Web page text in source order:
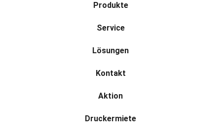
Produkte
Service
Lösungen
Kontakt
Aktion
Druckermiete